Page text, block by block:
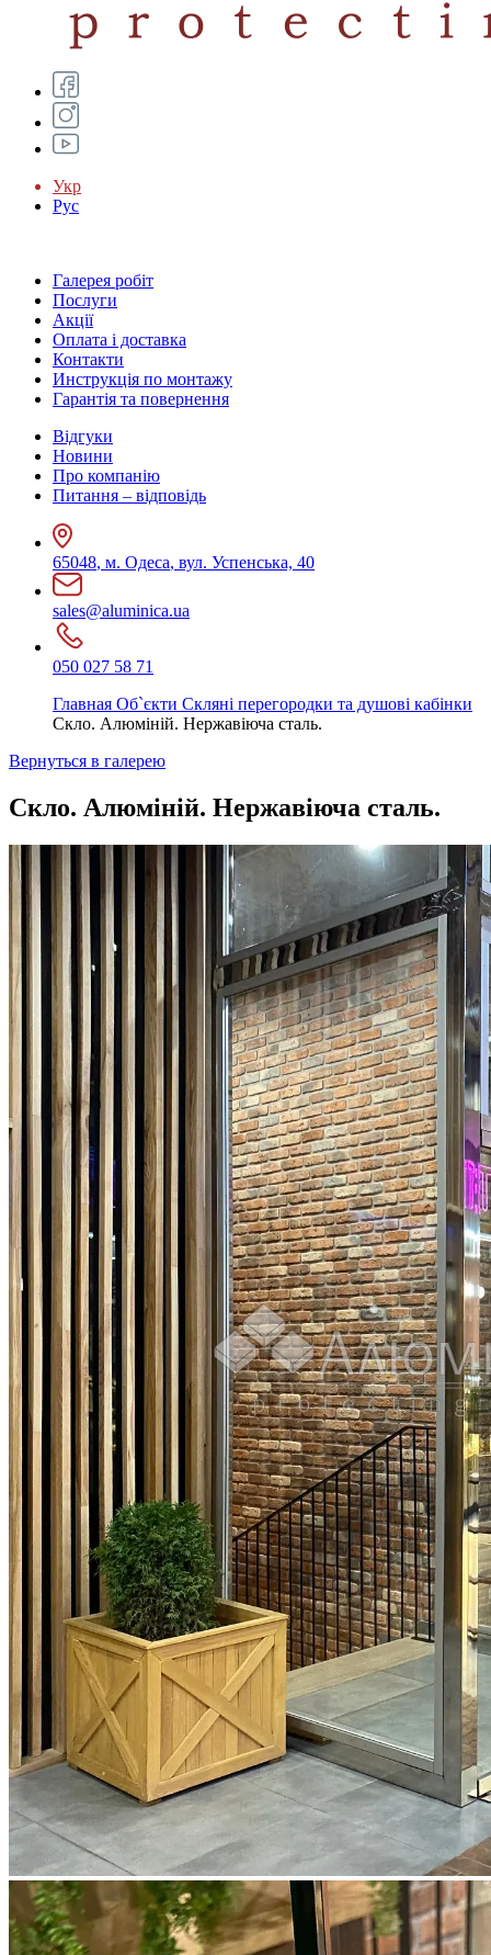
Укр
Рус
Галерея робіт
Послуги
Акції
Оплата і доставка
Контакти
Инструкція по монтажу
Гарантія та повернення
Відгуки
Новини
Про компанію
Питання – відповідь
65048, м. Одеса, вул. Успенська, 40
sales@aluminica.ua
050 027 58 71
Главная Об`єкти Скляні перегородки та душові кабінки
Скло. Алюміній. Нержавіюча сталь.
Вернуться в галерею
Скло. Алюміній. Нержавіюча сталь.